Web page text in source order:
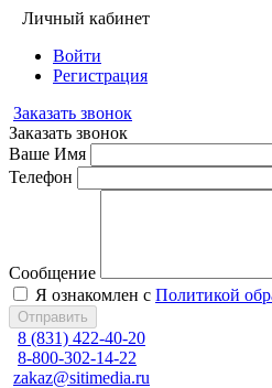
Личный кабинет
Войти
Регистрация
Заказать звонок
Заказать звонок
Ваше Имя
Телефон
Сообщение
Я ознакомлен с Политикой
Отправить
8 (831) 422-40-20
8-800-302-14-22
zakaz@sitimedia.ru